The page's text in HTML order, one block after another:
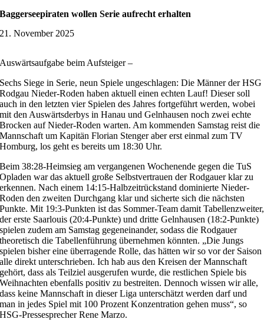
Baggerseepiraten wollen Serie aufrecht erhalten
21. November 2025
Auswärtsaufgabe beim Aufsteiger –
Sechs Siege in Serie, neun Spiele ungeschlagen: Die Männer der HSG
Rodgau Nieder-Roden haben aktuell einen echten Lauf! Dieser soll
auch in den letzten vier Spielen des Jahres fortgeführt werden, wobei
mit den Auswärtsderbys in Hanau und Gelnhausen noch zwei echte
Brocken auf Nieder-Roden warten. Am kommenden Samstag reist die
Mannschaft um Kapitän Florian Stenger aber erst einmal zum TV
Homburg, los geht es bereits um 18:30 Uhr.
Beim 38:28-Heimsieg am vergangenen Wochenende gegen die TuS
Opladen war das aktuell große Selbstvertrauen der Rodgauer klar zu
erkennen. Nach einem 14:15-Halbzeitrückstand dominierte Nieder-
Roden den zweiten Durchgang klar und sicherte sich die nächsten
Punkte. Mit 19:3-Punkten ist das Sommer-Team damit Tabellenzweiter,
der erste Saarlouis (20:4-Punkte) und dritte Gelnhausen (18:2-Punkte)
spielen zudem am Samstag gegeneinander, sodass die Rodgauer
theoretisch die Tabellenführung übernehmen könnten. „Die Jungs
spielen bisher eine überragende Rolle, das hätten wir so vor der Saison
alle direkt unterschrieben. Ich hab aus den Kreisen der Mannschaft
gehört, dass als Teilziel ausgerufen wurde, die restlichen Spiele bis
Weihnachten ebenfalls positiv zu bestreiten. Dennoch wissen wir alle,
dass keine Mannschaft in dieser Liga unterschätzt werden darf und
man in jedes Spiel mit 100 Prozent Konzentration gehen muss“, so
HSG-Pressesprecher Rene Marzo.